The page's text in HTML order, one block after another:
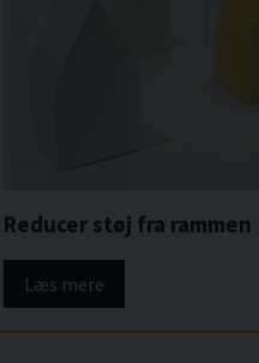
Reducer støj fra rammen
Læs mere